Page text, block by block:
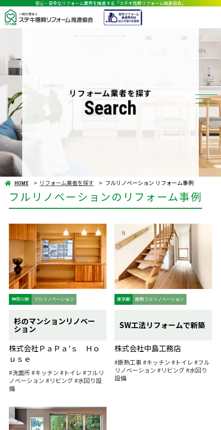
安心・安全なリフォーム業界を推進する「ステキ信頼リフォーム推進協会」
リフォーム業者を探す
Search
HOME リフォーム業者を探す フルリノベーション リフォーム事例
フルリノベーションのリフォーム事例
神奈川県 フルリノベーション
杉のマンションリノベー
ション
株式会社ＰａＰａ’ｓ Ｈｏ
ｕｓｅ
#洗面所#キッチン #トイレ #フルリ
ノベーション #リビング#水回り設
備
東京都 断熱フルリノベーション
SW工法リフォームで新築
株式会社中島工務店
#断熱工事#キッチン#トイレ#フル
リノベーション#リビング#水回り
設備